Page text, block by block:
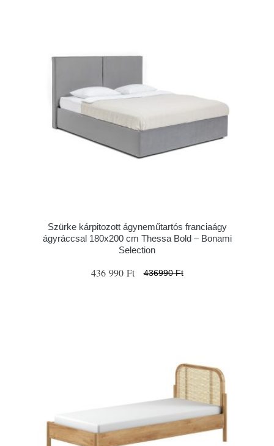
Szürke kárpitozott ágyneműtartós franciaágy
ágyráccsal 180x200 cm Thessa Bold – Bonami
Selection
436 990 Ft 436990 Ft